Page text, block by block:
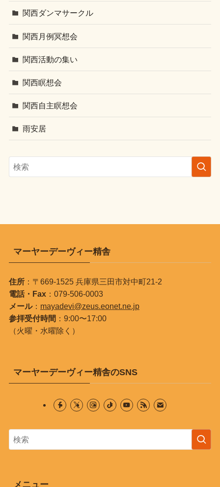
関西ダンマサークル
関西月例冥想会
関西活動の集い
関西瞑想会
関西自主瞑想会
雨安居
マーヤーデーヴィー精舎
住所：〒669-1525 兵庫県三田市対中町21-2
電話・Fax：079-506-0003
メール： mayadevi@zeus.eonet.ne.jp
参拝受付時間 ：9:00〜17:00
（火曜・水曜除く）
マーヤーデーヴィー精舎のSNS
メニュー